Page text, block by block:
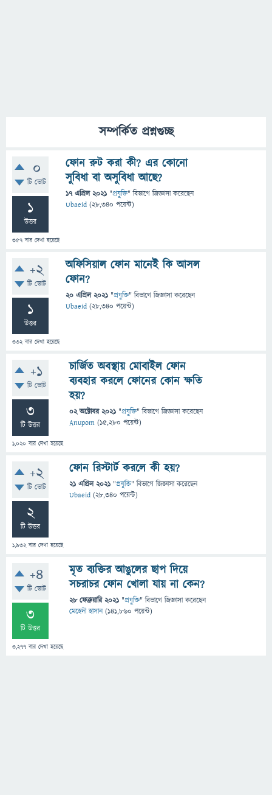
সম্পর্কিত প্রশ্নগুচ্ছ
0
টি ভোট
1
উত্তর
357 বার দেখা হয়েছে
ফোন রুট করা কী? এর কোনো
সুবিধা বা অসুবিধা আছে?
17 এপ্রিল 2021 "প্রযুক্তি" বিভাগে জিজ্ঞাসাকরেছেন
Ubaeid (28,340 পয়েন্ট)
+2
টি ভোট
1
উত্তর
332 বার দেখা হয়েছে
অফিসিয়াল ফোন মানেই কি আসল
ফোন?
20 এপ্রিল 2021 "প্রযুক্তি" বিভাগে জিজ্ঞাসাকরেছেন
Ubaeid (28,340 পয়েন্ট)
+1
টি ভোট
3
টি উত্তর
1,020 বার দেখা হয়েছে
চার্জিত অবস্থায় মোবাইল ফোন
ব্যবহার করলে ফোনের কোন ক্ষতি
হয়?
02 অক্টোবর 2021 "প্রযুক্তি" বিভাগে জিজ্ঞাসাকরেছেন
Anupom (15,280 পয়েন্ট)
+2
টি ভোট
2
টি উত্তর
1,932 বার দেখা হয়েছে
ফোন রিস্টার্ট করলে কী হয়?
21 এপ্রিল 2021 "প্রযুক্তি" বিভাগে জিজ্ঞাসাকরেছেন
Ubaeid (28,340 পয়েন্ট)
+4
টি ভোট
3
টি উত্তর
3,277 বার দেখা হয়েছে
মৃত ব্যক্তির আঙুলের ছাপ দিয়ে
সচরাচর ফোন খোলা যায় না কেন?
28 ফেব্রুয়ারি 2021 "প্রযুক্তি" বিভাগে জিজ্ঞাসাকরেছেন
মেহেদী হাসান (141,860 পয়েন্ট)